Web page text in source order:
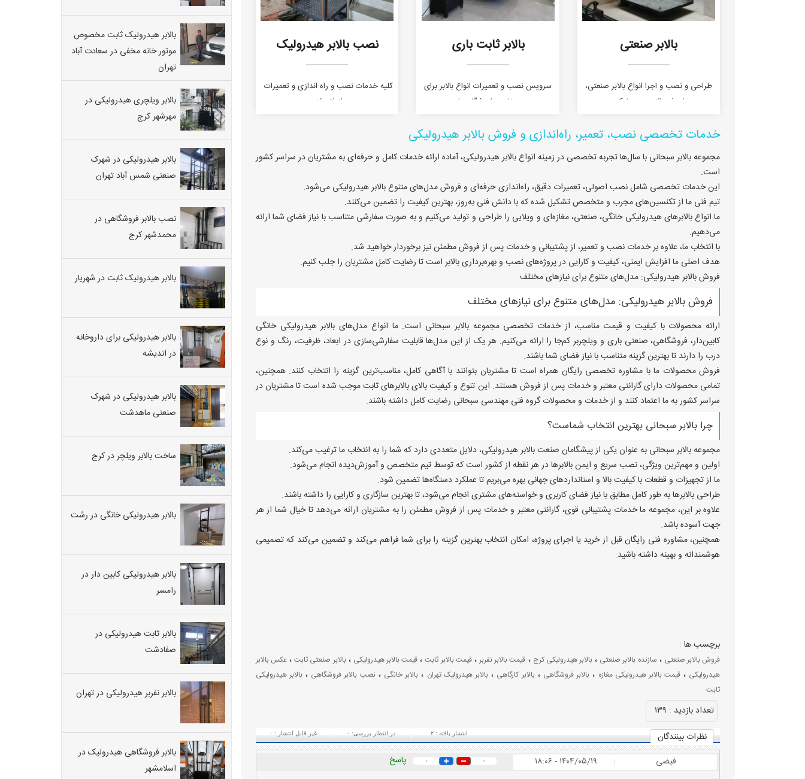
بالابر صنعتی
طراحی و نصب و اجرا انواع بالابر صنعتی،
فروش بالابر هیدرولیکی
بالابر ثابت باری
سرویس نصب و تعمیرات انواع بالابر برای
مغازه و فروشگاه ها
نصب بالابر هیدرولیک
کلیه خدمات نصب و راه اندازی و تعمیرات
انواع بالابر
خدمات تخصصی نصب، تعمیر، راه‌اندازی و فروش بالابر هیدرولیکی
مجموعه بالابر سبحانی با سال‌ها تجربه تخصصی در زمینه انواع بالابر هیدرولیکی، آماده ارائه خدمات کامل و حرفه‌ای به مشتریان در سراسر کشور
است.
این خدمات تخصصی شامل نصب اصولی، تعمیرات دقیق، راه‌اندازی حرفه‌ای و فروش مدل‌های متنوع بالابر هیدرولیکی می‌شود.
تیم فنی ما از تکنسین‌های مجرب و متخصص تشکیل شده که با دانش فنی به‌روز، بهترین کیفیت را تضمین می‌کنند.
ما انواع بالابرهای هیدرولیکی خانگی، صنعتی، مغازه‌ای و ویلایی را طراحی و تولید می‌کنیم و به صورت سفارشی متناسب با نیاز فضای شما ارائه
می‌دهیم.
با انتخاب ما، علاوه بر خدمات نصب و تعمیر، از پشتیبانی و خدمات پس از فروش مطمئن نیز برخوردار خواهید شد.
هدف اصلی ما افزایش ایمنی، کیفیت و کارایی در پروژه‌های نصب و بهره‌برداری بالابر است تا رضایت کامل مشتریان را جلب کنیم.
فروش بالابر هیدرولیکی: مدل‌های متنوع برای نیازهای مختلف
فروش بالابر هیدرولیکی: مدل‌های متنوع برای نیازهای مختلف
ارائه محصولات با کیفیت و قیمت مناسب، از خدمات تخصصی مجموعه بالابر سبحانی است. ما انواع مدل‌های بالابر هیدرولیکی خانگی
کابین‌دار، فروشگاهی، صنعتی باری و ویلچربر کم‌جا را ارائه می‌کنیم. هر یک از این مدل‌ها قابلیت سفارشی‌سازی در ابعاد، ظرفیت، رنگ و نوع
درب را دارند تا بهترین گزینه متناسب با نیاز فضای شما باشند.
فروش محصولات ما با مشاوره تخصصی رایگان همراه است تا مشتریان بتوانند با آگاهی کامل، مناسب‌ترین گزینه را انتخاب کنند. همچنین،
تمامی محصولات دارای گارانتی معتبر و خدمات پس از فروش هستند. این تنوع و کیفیت بالای بالابرهای ثابت موجب شده است تا مشتریان در
سراسر کشور به ما اعتماد کنند و از خدمات و محصولات گروه فنی مهندسی سبحانی رضایت کامل داشته باشند.
چرا بالابر سبحانی بهترین انتخاب شماست؟
مجموعه بالابر سبحانی به عنوان یکی از پیشگامان صنعت بالابر هیدرولیکی، دلایل متعددی دارد که شما را به انتخاب ما ترغیب می‌کند.
اولین و مهم‌ترین ویژگی، نصب سریع و ایمن بالابرها در هر نقطه از کشور است که توسط تیم متخصص و آموزش‌دیده انجام می‌شود.
ما از تجهیزات و قطعات با کیفیت بالا و استانداردهای جهانی بهره می‌بریم تا عملکرد دستگاه‌ها تضمین شود.
طراحی بالابرها به طور کامل مطابق با نیاز فضای کاربری و خواسته‌های مشتری انجام می‌شود، تا بهترین سازگاری و کارایی را داشته باشند.
علاوه بر این، مجموعه ما خدمات پشتیبانی قوی، گارانتی معتبر و خدمات پس از فروش مطمئن را به مشتریان ارائه می‌دهد تا خیال شما از هر
جهت آسوده باشد.
همچنین، مشاوره فنی رایگان قبل از خرید یا اجرای پروژه، امکان انتخاب بهترین گزینه را برای شما فراهم می‌کند و تضمین می‌کند که تصمیمی
هوشمندانه و بهینه داشته باشید.
برچسب ها :
فروش بالابر صنعتی ، سازنده بالابر صنعتی ، بالابر هیدرولیکی کرج ، قیمت بالابر نفربر،قیمت بالابر ثابت، قیمت بالابر هیدرولیکی ،بالابر صنعتی ثابت،عکس بالابر
هیدرولیکی ، قیمت بالابر هیدرولیکی مغازه ، بالابر فروشگاهی ،بالابر کارگاهی ، بالابر هیدرولیک تهران ، بالابر خانگی ،نصب بالابر فروشگاهی ،بالابر هیدرولیکی
ثابت
تعداد بازديد : ۱۳۹
نظرات بينندگان
غیر قابل انتشار : ۰ در انتظار بررسی: ۰ انتشار یافته :۲
فیضی ۱۴۰۴/۰۵/۱۹ - ۱۸:۰۶ ۰ ۰
پاسخ
بالابر هیدرولیک ثابت مخصوص
موتور خانه مخفی در سعادت آباد
تهران
بالابر ویلچری هیدرولیکی در
مهرشهر کرج
بالابر هیدرولیکی در شهرک
صنعتی شمس آباد تهران
نصب بالابر فروشگاهی در
محمدشهر کرج
بالابر هیدرولیک ثابت در شهریار
بالابر هیدرولیکی برای داروخانه
در اندیشه
بالابر هیدرولیکی در شهرک
صنعتی ماهدشت
ساخت بالابر ویلچر در کرج
بالابر هیدرولیکی خانگی در رشت
بالابر هیدرولیکی کابین دار در
رامسر
بالابر ثابت هیدرولیکی در
صفادشت
بالابر نفربر هیدرولیکی در تهران
بالابر فروشگاهی هیدرولیک در
اسلامشهر